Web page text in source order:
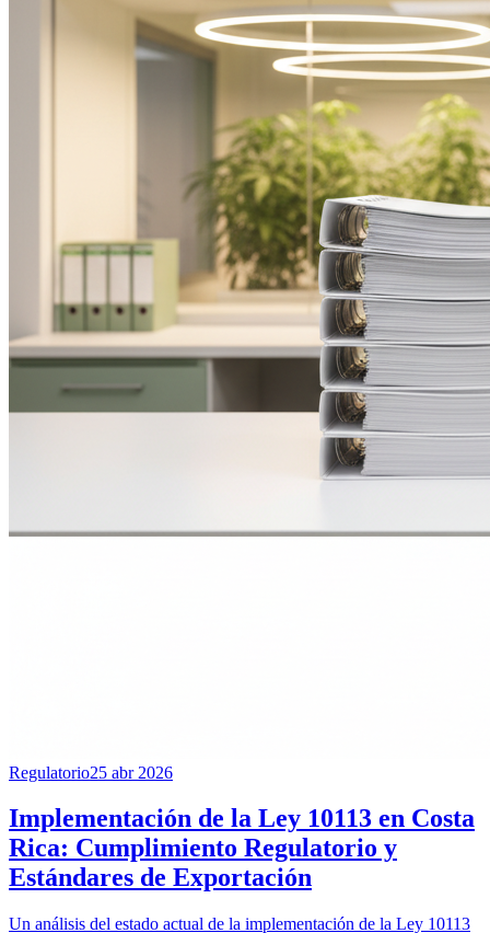
Regulatorio25 abr 2026
Implementación de la Ley 10113 en Costa
Rica: Cumplimiento Regulatorio y
Estándares de Exportación
Un análisis del estado actual de la implementación de la Ley 10113